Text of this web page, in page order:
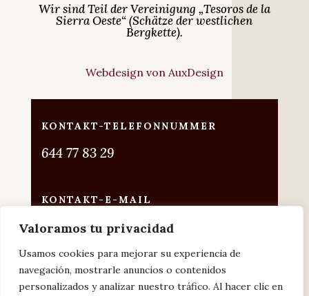
Valoramos tu privacidad
Usamos cookies para mejorar su experiencia de
navegación, mostrarle anuncios o contenidos
personalizados y analizar nuestro tráfico. Al hacer clic en
Wir sind Teil der Vereinigung „Tesoros de la
Sierra Oeste“ (Schätze der westlichen
Bergkette).
Webdesign von AuxDesign
KONTAKT-TELEFONNUMMER
644 77 83 29
KONTAKT-E-MAIL
vinoteca@offerendus.com
FINDEN SIE UNS UNTER
San Martín de Valdeiglesias, Madrid